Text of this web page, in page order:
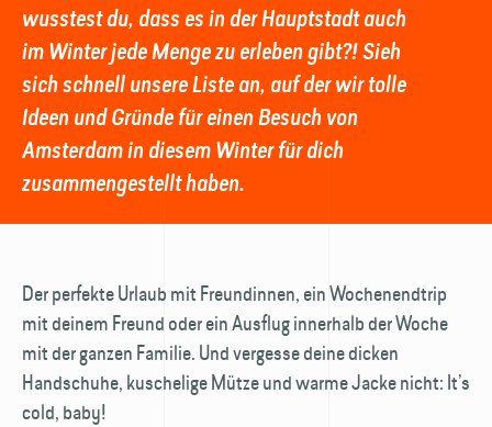
wusstest du, dass es in der Hauptstadt auch
im Winter jede Menge zu erleben gibt?! Sieh
sich schnell unsere Liste an, auf der wir tolle
Ideen und Gründe für einen Besuch von
Amsterdam in diesem Winter für dich
zusammengestellt haben.
Der perfekte Urlaub mit Freundinnen, ein Wochenend­trip
mit deinem Freund oder ein Ausflug innerhalb der Woche
mit der ganzen Familie. Und vergesse deine dicken
Handschuhe, kuschelige Mütze und warme Jacke nicht: It’s
cold, baby!